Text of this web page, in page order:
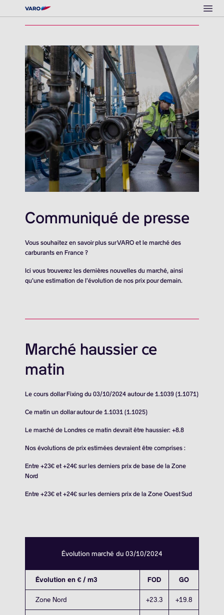
Communiqué de presse
Vous souhaitez en savoir plus sur VARO et le marché des
carburants en France ?
Ici vous trouverez les dernières nouvelles du marché, ainsi
qu’une estimation de l’évolution de nos prix pour demain.
Marché haussier ce
matin
Le cours dollar Fixing du 03/10/2024 autour de 1.1039 (1.1071)
Ce matin un dollar autour de 1.1031 (1.1025)
Le marché de Londres ce matin devrait être haussier: +8.8
Nos évolutions de prix estimées devraient être comprises :
Entre +23€ et +24€ sur les derniers prix de base de la Zone
Nord
Entre +23€ et +24€ sur les derniers prix de la Zone Ouest Sud
Évolution marché du 03/10/2024
Évolution en € / m3 FOD GO
Zone Nord +23.3 +19.8